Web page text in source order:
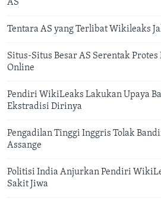
AS
Tentara AS yang Terlibat Wikileaks
Situs-Situs Besar AS Serentak
Online
Pendiri WikiLeaks Lakukan Upaya
Ekstradisi Dirinya
Pengadilan Tinggi Inggris Tolak
Assange
Politisi India Anjurkan Pendiri
Sakit Jiwa